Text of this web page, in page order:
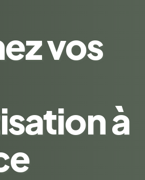
vos
à